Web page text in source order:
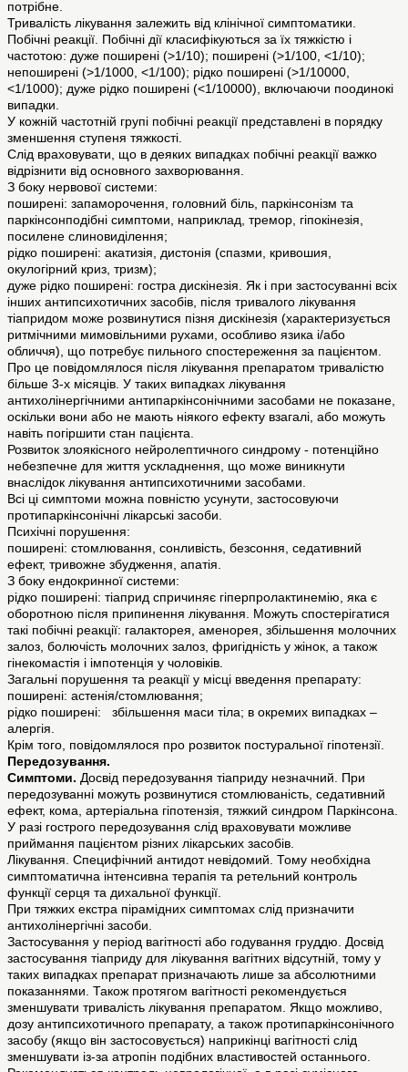
потрібне.
Тривалість лікування залежить від клінічної симптоматики.
Побічні реакції. Побічні дії класифікуються за їх тяжкістю і
частотою: дуже поширені (>1/10); поширені (>1/100, <1/10);
непоширені (>1/1000, <1/100); рідко поширені (>1/10000,
<1/1000); дуже рідко поширені (<1/10000), включаючи поодинокі
випадки.
У кожній частотній групі побічні реакції представлені в порядку
зменшення ступеня тяжкості.
Слід враховувати, що в деяких випадках побічні реакції важко
відрізнити від основного захворювання.
З боку нервової системи:
поширені: запаморочення, головний біль, паркінсонізм та
паркінсонподібні симптоми, наприклад, тремор, гіпокінезія,
посилене слиновиділення;
рідко поширені: акатизія, дистонія (спазми, кривошия,
окулогірний криз, тризм);
дуже рідко поширені: гостра дискінезія. Як і при застосуванні всіх
інших антипсихотичних засобів, після тривалого лікування
тіапридом може розвинутися пізня дискінезія (характеризується
ритмічними мимовільними рухами, особливо язика і/або
обличчя), що потребує пильного спостереження за пацієнтом.
Про це повідомлялося після лікування препаратом тривалістю
більше 3-х місяців. У таких випадках лікування
антихолінергічними антипаркінсонічними засобами не показане,
оскільки вони або не мають ніякого ефекту взагалі, або можуть
навіть погіршити стан пацієнта.
Розвиток злоякісного нейролептичного синдрому - потенційно
небезпечне для життя ускладнення, що може виникнути
внаслідок лікування антипсихотичними засобами.
Всі ці симптоми можна повністю усунути, застосовуючи
протипаркінсонічні лікарські засоби.
Психічні порушення:
поширені: стомлювання, сонливість, безсоння, седативний
ефект, тривожне збудження, апатія.
З боку ендокринної системи:
рідко поширені: тіаприд спричиняє гіперпролактинемію, яка є
оборотною після припинення лікування. Можуть спостерігатися
такі побічні реакції: галакторея, аменорея, збільшення молочних
залоз, болючість молочних залоз, фригідність у жінок, а також
гінекомастія і імпотенція у чоловіків.
Загальні порушення та реакції у місці введення препарату:
поширені: астенія/стомлювання;
рідко поширені: збільшення маси тіла; в окремих випадках –
алергія.
Крім того, повідомлялося про розвиток постуральної гіпотензії.
Передозування.
Симптоми. Досвід передозування тіаприду незначний. При
передозуванні можуть розвинутися стомлюваність, седативний
ефект, кома, артеріальна гіпотензія, тяжкий синдром Паркінсона.
У разі гострого передозування слід враховувати можливе
приймання пацієнтом різних лікарських засобів.
Лікування. Специфічний антидот невідомий. Тому необхідна
симптоматична інтенсивна терапія та ретельний контроль
функції серця та дихальної функції.
При тяжких екстра пірамідних симптомах слід призначити
антихолінергічні засоби.
Застосування у період вагітності або годування груддю. Досвід
застосування тіаприду для лікування вагітних відсутній, тому у
таких випадках препарат призначають лише за абсолютними
показаннями. Також протягом вагітності рекомендується
зменшувати тривалість лікування препаратом. Якщо можливо,
дозу антипсихотичного препарату, а також протипаркінсонічного
засобу (якщо він застосовується) наприкінці вагітності слід
зменшувати із-за атропін подібних властивостей останнього.